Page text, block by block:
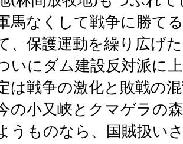
馬なくして戦争に勝て
、保護運動を繰り広げ
いにダム建設反対派に
は戦争の激化と敗戦の
の小又峡とクマゲラの
うものなら、国賊扱い